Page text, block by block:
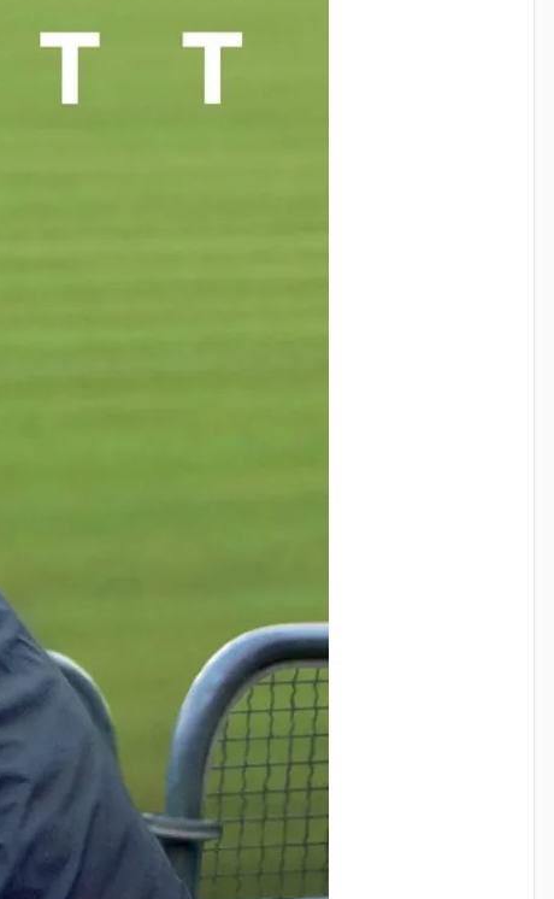
личного общения ничего не вышло бы
переговоров, когда ты хочешь получить
вести такие переговоры.
вашего.
"Есть богатые команды, есть бедные, потом 50 м